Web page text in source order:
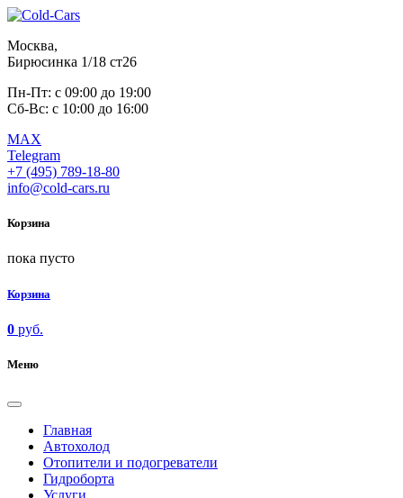
Москва,
Бирюсинка 1/18 ст26 ​
Пн-Пт: с 09:00 до 19:00
Сб-Вс: с 10:00 до 16:00
MAX
Telegram
+7 (495) 789-18-80
info@cold-cars.ru
Корзина
пока пусто
Корзина
0 руб.
Меню
Главная
Автохолод
Отопители и подогреватели
Гидроборта
Услуги